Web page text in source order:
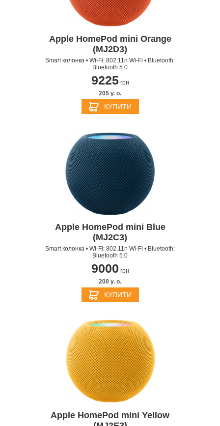
Apple HomePod mini Orange
(MJ2D3)
Smart колонка • Wi-Fi: 802.11n Wi-Fi • Bluetooth:
Bluetooth 5.0
9225грн
205 y. о.
КУПИТИ
Apple HomePod mini Blue
(MJ2C3)
Smart колонка • Wi-Fi: 802.11n Wi-Fi • Bluetooth:
Bluetooth 5.0
9000 грн
200 y. о.
КУПИТИ
Apple HomePod mini Yellow